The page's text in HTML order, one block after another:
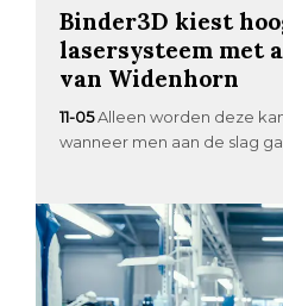
Binder3D kiest
lasersysteem met
van Widenhorn
11-05Alleen worden deze
wanneer men aan de slag